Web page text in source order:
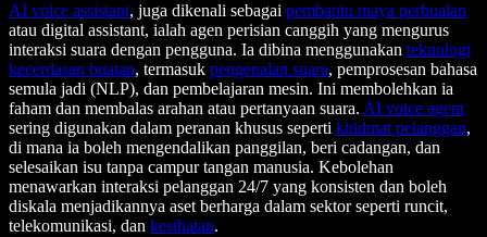
AI voice assistant, juga dikenali sebagai pembantu maya perbualan
atau digital assistant, ialah agen perisian canggih yang mengurus
interaksi suara dengan pengguna. Ia dibina menggunakan teknologi
kecerdasan buatan, termasuk pengenalan suara, pemprosesan bahasa
semula jadi (NLP), dan pembelajaran mesin. Ini membolehkan ia
faham dan membalas arahan atau pertanyaan suara. AI voice agent
sering digunakan dalam peranan khusus seperti khidmat pelanggan,
di mana ia boleh mengendalikan panggilan, beri cadangan, dan
selesaikan isu tanpa campur tangan manusia. Kebolehan
menawarkan interaksi pelanggan 24/7 yang konsisten dan boleh
diskala menjadikannya aset berharga dalam sektor seperti runcit,
telekomunikasi, dan kesihatan.